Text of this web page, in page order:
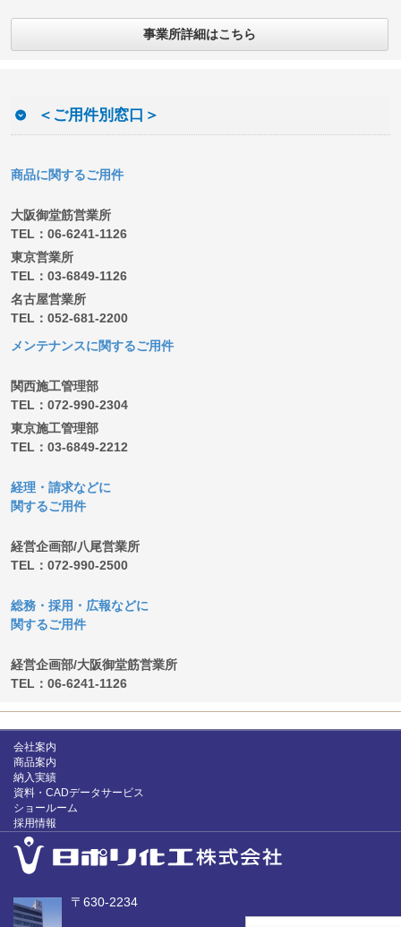
事業所詳細はこちら
＜ご用件別窓口＞
商品に関するご用件
大阪御堂筋営業所
TEL：06-6241-1126
東京営業所
TEL：03-6849-1126
名古屋営業所
TEL：052-681-2200
メンテナンスに関するご用件
関西施工管理部
TEL：072-990-2304
東京施工管理部
TEL：03-6849-2212
経理・請求などに
関するご用件
経営企画部/八尾営業所
TEL：072-990-2500
総務・採用・広報などに
関するご用件
経営企画部/大阪御堂筋営業所
TEL：06-6241-1126
会社案内
商品案内
納入実績
資料・CADデータサービス
ショールーム
採用情報
〒630-2234